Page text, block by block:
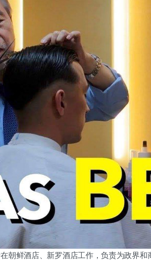
朝鲜酒店、新罗酒店工作，负责为政界和